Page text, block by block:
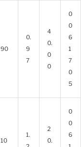
90
0.
9
7
4
0.
0
0
0
0
6
1
7
0
5
10
1.
2
0.
0
0
6